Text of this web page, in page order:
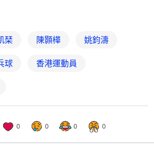
琹 陳顥樺 姚鈞濤
球 香港運動員
0 0 0 0